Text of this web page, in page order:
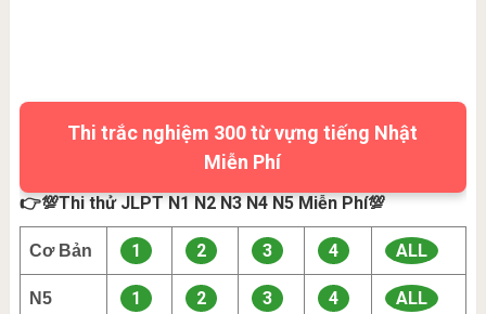
Thi trắc nghiệm 300 từ vựng tiếng Nhật
Miễn Phí
👉💯Thi thử JLPT N1 N2 N3 N4 N5 Miễn Phí💯
Cơ Bản 1 2 3 4 ALL
N5 1 2 3 4 ALL